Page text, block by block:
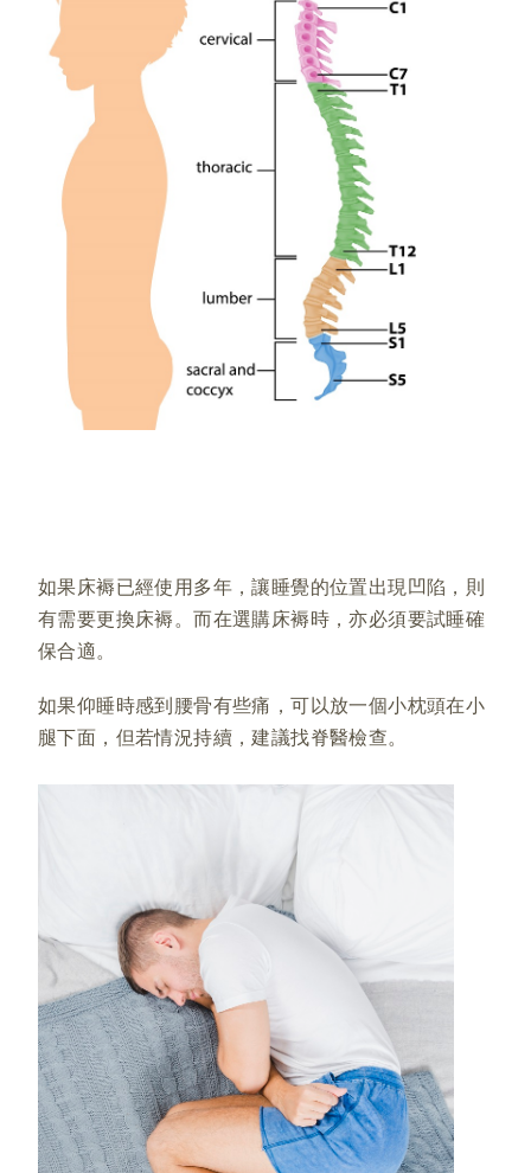
如果床褥已經使用多年，讓睡覺的位置出現凹陷，則
有需要更換床褥。而在選購床褥時，亦必須要試睡確
保合適。
如果仰睡時感到腰骨有些痛，可以放一個小枕頭在小
腿下面，但若情況持續，建議找脊醫檢查。